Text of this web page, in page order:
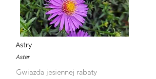
Astry
Aster
Gwiazda jesiennej rabaty